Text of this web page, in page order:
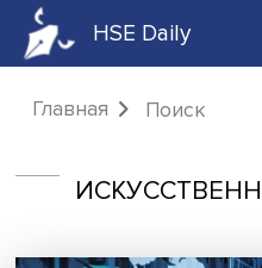
HSE Daily
Главная